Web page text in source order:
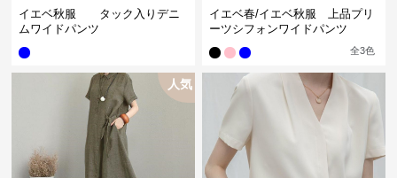
イエベ秋服 タック入りデニ
ムワイドパンツ
イエベ春/イエベ秋服 上品プリ
ーツシフォンワイドパンツ
全3色
人気